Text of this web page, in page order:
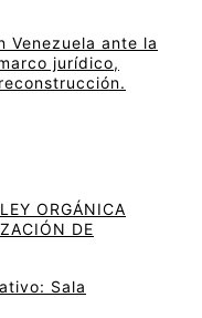
Venezuela ante la
jurídico,
ORGÁNICA
DE
Sala